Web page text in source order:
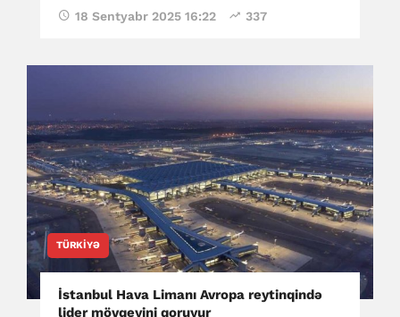
18 Sentyabr 2025 16:22 337
TÜRKIYƏ
İstanbul Hava Limanı Avropa reytinqində
lider mövqeyini qoruyur